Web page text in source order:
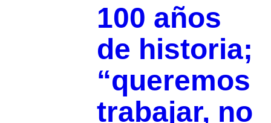
100 años
de historia;
“queremos
trabajar, no